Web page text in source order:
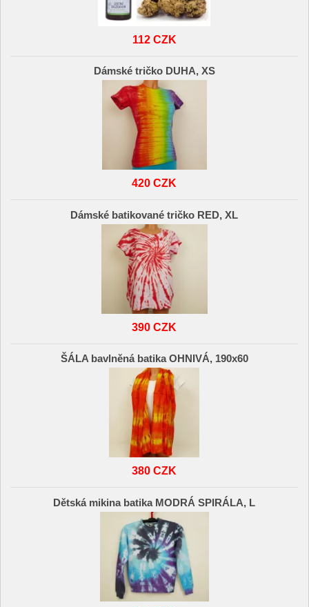
112 CZK
Dámské tričko DUHA, XS
420 CZK
Dámské batikované tričko RED, XL
390 CZK
ŠÁLA bavlněná batika OHNIVÁ, 190x60
380 CZK
Dětská mikina batika MODRÁ SPIRÁLA, L